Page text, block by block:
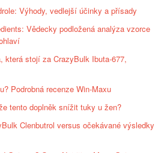
Výhody, vedlejší účinky a přísady
Vědecky podložená analýza vzorce
která stojí za CrazyBulk Ibuta-677,
Podrobná recenze Win-Maxu
tento doplněk snížit tuky u žen?
Clenbutrol versus očekávané výsledky